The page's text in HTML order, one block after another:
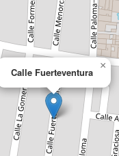
Calle Fuerteventura
×